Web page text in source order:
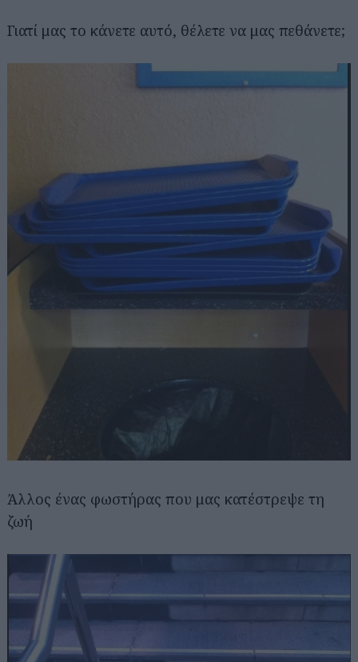
Γιατί μας το κάνετε αυτό, θέλετε να μας πεθάνετε;
Άλλος ένας φωστήρας που μας κατέστρεψε τη
ζωή